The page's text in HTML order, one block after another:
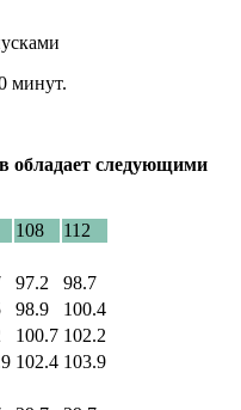
минут.
обладает следующими
108
112
97.2
98.7
98.9
100.4
100.7 102.2
102.4 103.9